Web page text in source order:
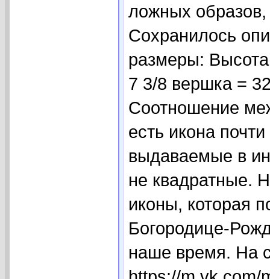
ложных
Сохранилось
размеры:
7 3/8 вершка =
Соотношение
есть икона
выдаваемые в
не квадратные.
иконы, которая
Богородице-
наше время. На